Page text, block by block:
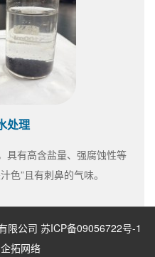
处理
具有高含盐量、强腐蚀性等
色”且有刺鼻的气味。
限公司 苏ICP备09056722号-1
企拓网络